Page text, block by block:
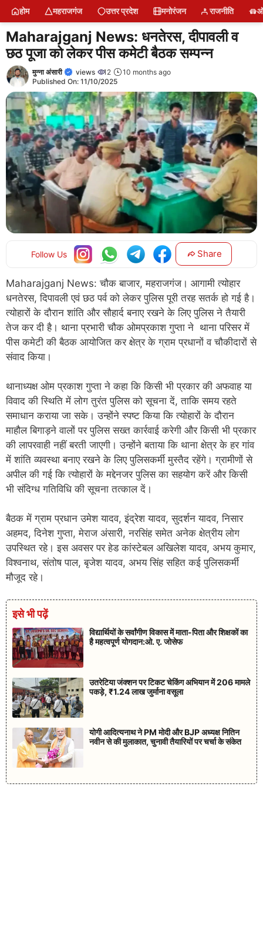
Skip
content
होम महराजगंज उत्तर प्रदेश मनोरंजन राजनीति
Maharajganj News: धनतेरस, दीपावली व
छठ पूजा को लेकर पीस कमेटी बैठक सम्पन्न
मुन्ना अंसारी views 12
10 months ago
Published On: 11/10/2025
Follow Us Share
Maharajganj News: चौक बाजार, महराजगंज। आगामी त्योहार
धनतेरस, दिपावली एवं छठ पर्व को लेकर पुलिस पूरी तरह सतर्क हो गई है।
त्योहारों के दौरान शांति और सौहार्द बनाए रखने के लिए पुलिस ने तैयारी
तेज कर दी है। थाना प्रभारी चौक ओमप्रकाश गुप्ता ने थाना परिसर में
पीस कमेटी की बैठक आयोजित कर क्षेत्र के ग्राम प्रधानों व चौकीदारों से
संवाद किया।
थानाध्यक्ष ओम प्रकाश गुप्ता ने कहा कि किसी भी प्रकार की अफवाह या
विवाद की स्थिति में लोग तुरंत पुलिस को सूचना दें, ताकि समय रहते
समाधान कराया जा सके। उन्होंने स्पष्ट किया कि त्योहारों के दौरान
माहौल बिगाड़ने वालों पर पुलिस सख्त कार्रवाई करेगी और किसी भी प्रकार
की लापरवाही नहीं बरती जाएगी। उन्होंने बताया कि थाना क्षेत्र के हर गांव
में शांति व्यवस्था बनाए रखने के लिए पुलिसकर्मी मुस्तैद रहेंगे। ग्रामीणों से
अपील की गई कि त्योहारों के मद्देनजर पुलिस का सहयोग करें और किसी
भी संदिग्ध गतिविधि की सूचना तत्काल दें।
बैठक में ग्राम प्रधान उमेश यादव, इंद्रेश यादव, सुदर्शन यादव, निसार
अहमद, दिनेश गुप्ता, मेराज अंसारी, नरसिंह समेत अनेक क्षेत्रीय लोग
उपस्थित रहे। इस अवसर पर हेड कांस्टेबल अखिलेश यादव, अभय कुमार,
विश्वनाथ, संतोष पाल, बृजेश यादव, अभय सिंह सहित कई पुलिसकर्मी
मौजूद रहे।
इसे भी पढ़ें
विद्यार्थियों के सर्वांगीण विकास में माता-पिता और शिक्षकों का
है महत्वपूर्ण योगदान:ओ. ए. जोसेफ
उतरेटिया जंक्शन पर टिकट चेकिंग अभियान में 206 मामले
पकड़े, ₹1.24 लाख जुर्माना वसूला
योगी आदित्यनाथ ने PM मोदी और BJP अध्यक्ष नितिन
नवीन से की मुलाकात, चुनावी तैयारियों पर चर्चा के संकेत